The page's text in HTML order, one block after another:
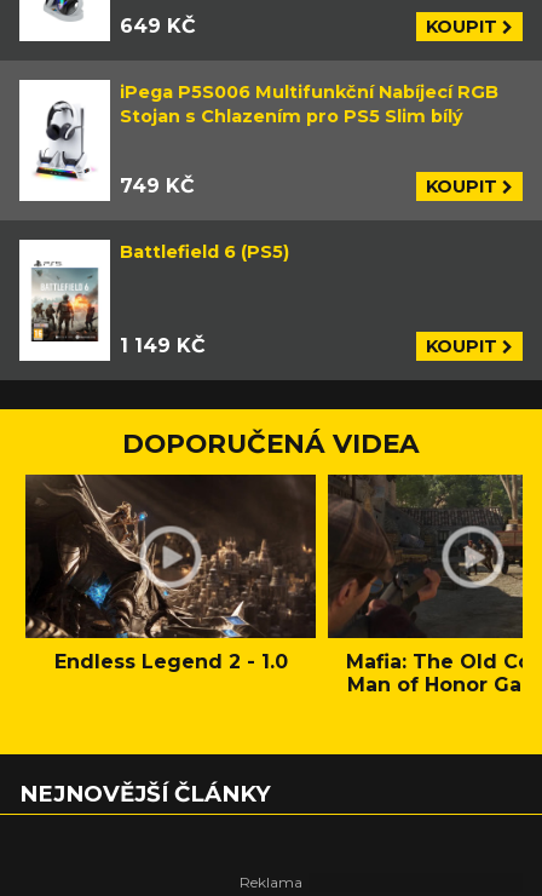
649 KČ KOUPIT
iPega P5S006 Multifunkční Nabíjecí RGB
Stojan s Chlazením pro PS5 Slim bílý
749 KČ KOUPIT
Battlefield 6 (PS5)
1 149 KČ KOUPIT
DOPORUČENÁ VIDEA
Endless Legend 2 - 1.0
Mafia: The Old
Man of Honor
NEJNOVĚJŠÍ ČLÁNKY